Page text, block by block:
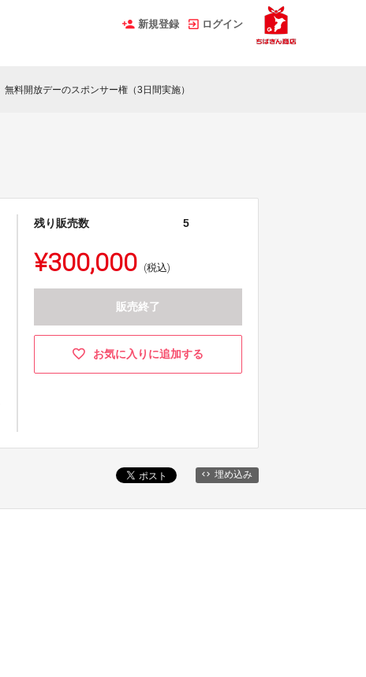
新規登録 ログイン
無料開放デーのスポンサー権（3日間実施）
残り販売数 5
¥300,000 (税込)
販売終了
お気に入りに追加する
埋め込み